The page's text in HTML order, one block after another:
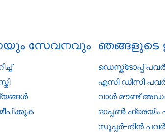
സേവനവും ഞങ്ങളുടെ
ഡെസ്ക്ടോപ്പ്
എസി ഡിസി
വാൾ മൗണ്ട്
ഓപ്പൺ
സൂപ്പർ-തിൻ